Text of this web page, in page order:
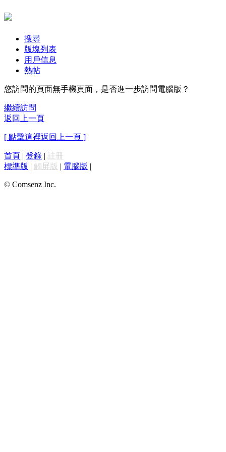
搜尋
版塊列表
用戶信息
熱帖
您訪問的頁面無手機頁面，是否進一步訪問電腦版？
繼續訪問
返回上一頁
[ 點擊這裡返回上一頁 ]
首頁 | 登錄 | 註冊
標準版 | 觸屏版 | 電腦版 |
© Comsenz Inc.